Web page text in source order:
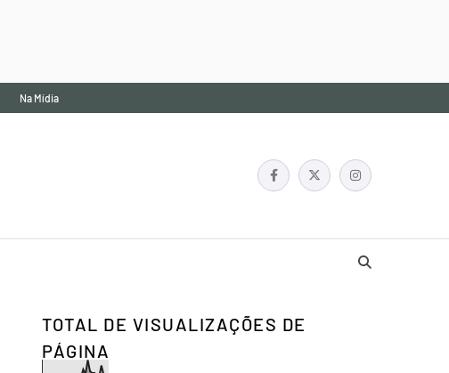
Na Mídia
TOTAL DE VISUALIZAÇÕES DE
PÁGINA